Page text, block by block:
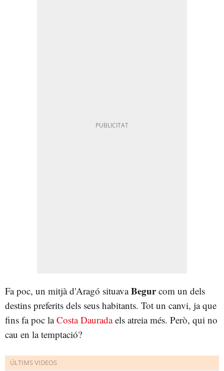
Fa poc, un mitjà d'Aragó situavaBegurcom un dels
destins preferits dels seus habitants. Tot un canvi, ja que
fins fa poc laCosta Dauradaels atreia més. Però, qui no
cau en la temptació?